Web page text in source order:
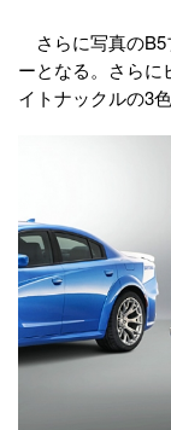
さらに写真のB5
ーとなる。さらに
イトナックルの3